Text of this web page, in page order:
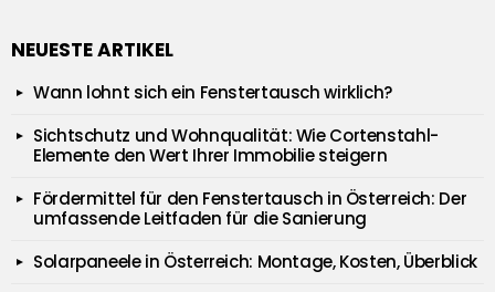
NEUESTE ARTIKEL
Wann lohnt sich ein Fenstertausch wirklich?
Sichtschutz und Wohnqualität: Wie Cortenstahl-
Elemente den Wert Ihrer Immobilie steigern
Fördermittel für den Fenstertausch in Österreich: Der
umfassende Leitfaden für die Sanierung
Solarpaneele in Österreich: Montage, Kosten, Überblick